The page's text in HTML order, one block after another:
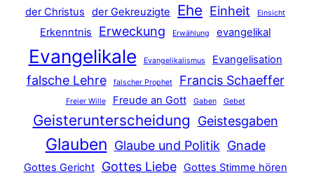
der Christus der Gekreuzigte Ehe Einheit Einsicht
Erkenntnis Erweckung Erwählung evangelikal
Evangelikale Evangelikalismus Evangelisation
falsche Lehre falscher Prophet Francis Schaeffer
Freier Wille Freude an Gott Gaben Gebet
Geisterunterscheidung Geistesgaben
Glauben Glaube und Politik Gnade
Gottes Gericht Gottes Liebe Gottes Stimme hören